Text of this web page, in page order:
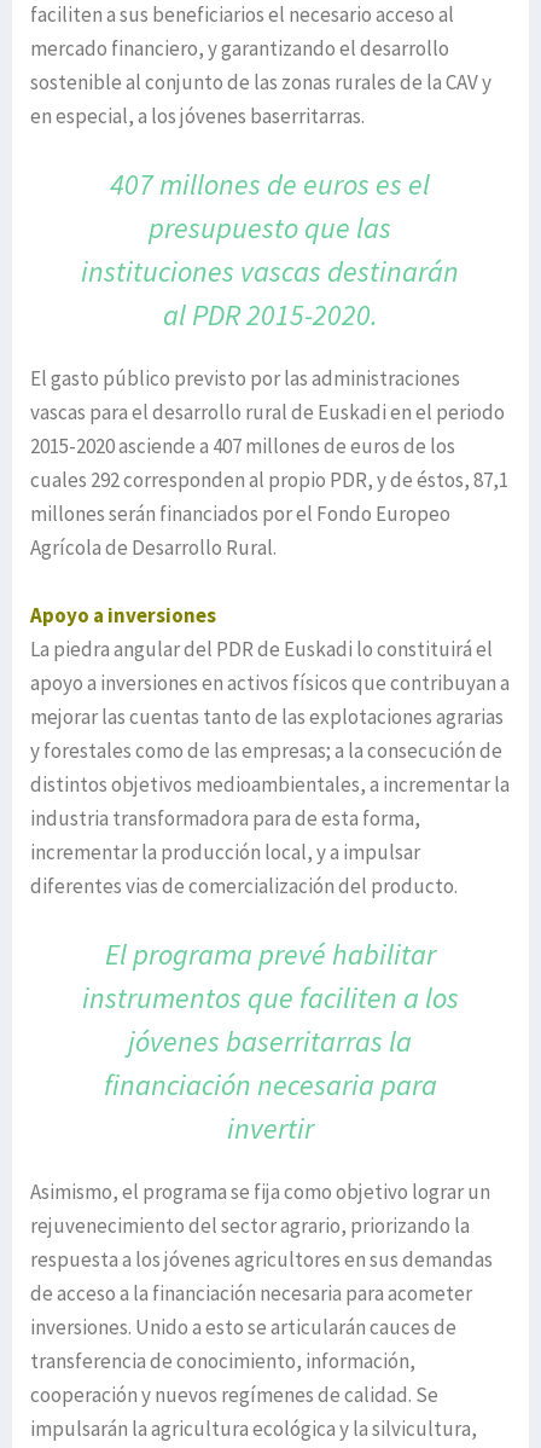
faciliten a sus beneficiarios el necesario acceso al
mercado financiero, y garantizando el desarrollo
sostenible al conjunto de las zonas rurales de la CAV y
en especial, a los jóvenes baserritarras.
407 millones de euros es el
presupuestoque las
instituciones vascas destinarán
al PDR 2015-2020.
El gasto público previsto por las administraciones
vascas para el desarrollo rural de Euskadi en el periodo
2015-2020 asciende a 407 millones de euros de los
cuales 292 corresponden al propio PDR, y de éstos, 87,1
millones serán financiados por el Fondo Europeo
Agrícola de Desarrollo Rural.
Apoyo a inversiones
La piedra angular del PDR de Euskadi lo constituirá el
apoyo a inversiones en activos físicos que contribuyan a
mejorar las cuentas tanto de las explotaciones agrarias
y forestales como de las empresas; a la consecución de
distintos objetivos medioambientales, a incrementar la
industria transformadora para de esta forma,
incrementar la producción local, y a impulsar
diferentes vias de comercialización del producto.
El programa prevé habilitar
instrumentos que faciliten a los
jóvenes baserritarras la
financiación necesaria para
invertir
Asimismo, el programa se fija como objetivo lograr un
rejuvenecimiento del sector agrario, priorizando la
respuesta a los jóvenes agricultores en sus demandas
de acceso a la financiación necesaria para acometer
inversiones. Unido a esto se articularán cauces de
transferencia de conocimiento, información,
cooperación y nuevos regímenes de calidad. Se
impulsarán la agricultura ecológica y la silvicultura,